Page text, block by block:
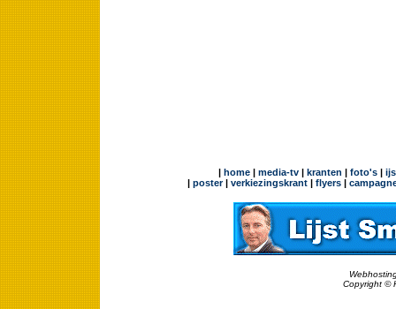
| home| media-tv| kranten | foto's|
| poster| verkiezingskrant | flyers |
Copyright ©